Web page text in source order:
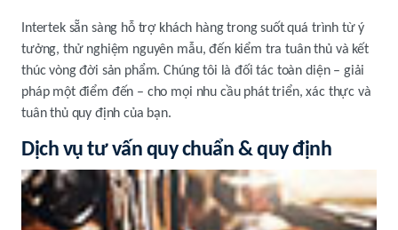
Intertek sẵn sàng hỗ trợ khách hàng trong suốt quá trình từ ý
tưởng, thử nghiệm nguyên mẫu, đến kiểm tra tuân thủ và kết
thúc vòng đời sản phẩm. Chúng tôi là đối tác toàn diện – giải
pháp một điểm đến – cho mọi nhu cầu phát triển, xác thực và
tuân thủ quy định của bạn.
Dịch vụ tư vấn quy chuẩn & quy định